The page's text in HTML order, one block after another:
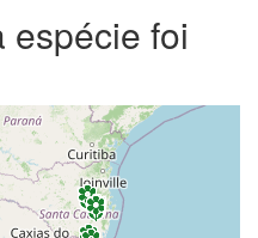
espécie foi